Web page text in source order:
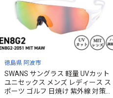
徳島県 阿波市
SWANS サングラス 軽量 UVカット
ユニセックス メンズ レディース ス
ポーツ ゴルフ 日焼け 紫外線 対策